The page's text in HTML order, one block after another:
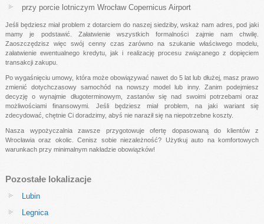
przy porcie lotniczym Wrocław Copernicus Airport
Jeśli będziesz miał problem z dotarciem do naszej siedziby, wskaż nam adres, pod jaki
mamy je podstawić. Załatwienie wszystkich formalności zajmie nam chwilę.
Zaoszczędzisz więc swój cenny czas zarówno na szukanie właściwego modelu,
załatwienie ewentualnego kredytu, jak i realizację procesu związanego z dopięciem
transakcji zakupu.
Po wygaśnięciu umowy, która może obowiązywać nawet do 5 lat lub dłużej, masz prawo
zmienić dotychczasowy samochód na nowszy model lub inny. Zanim podejmiesz
decyzję o wynajmie długoterminowym, zastanów się nad swoimi potrzebami oraz
możliwościami finansowymi. Jeśli będziesz miał problem, na jaki wariant się
zdecydować, chętnie Ci doradzimy, abyś nie naraził się na niepotrzebne koszty.
Nasza wypożyczalnia zawsze przygotowuje ofertę dopasowaną do klientów z
Wrocławia oraz okolic. Cenisz sobie niezależność? Użytkuj auto na komfortowych
warunkach przy minimalnym nakładzie obowiązków!
Pozostałe lokalizacje
Lubin
Legnica